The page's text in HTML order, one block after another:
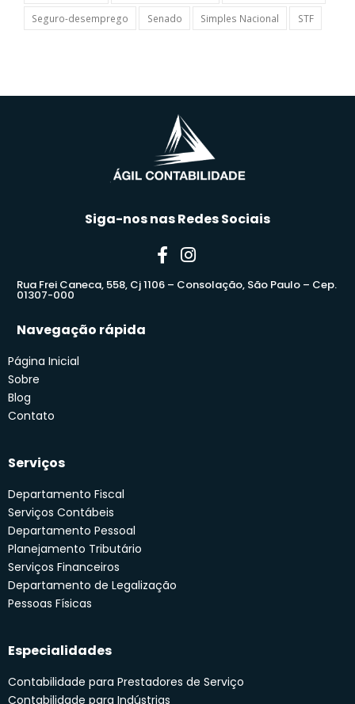
Seguro-desemprego
Senado Simples Nacional STF
Siga-nos nas Redes Sociais
Rua Frei Caneca, 558, Cj 1106 – Consolação, São Paulo – Cep.
01307-000
Navegação rápida
Página Inicial
Sobre
Blog
Contato
Serviços
Departamento Fiscal
Serviços Contábeis
Departamento Pessoal
Planejamento Tributário
Serviços Financeiros
Departamento de Legalização
Pessoas Físicas
Especialidades
Contabilidade para Prestadores de Serviço
Contabilidade para Indústrias